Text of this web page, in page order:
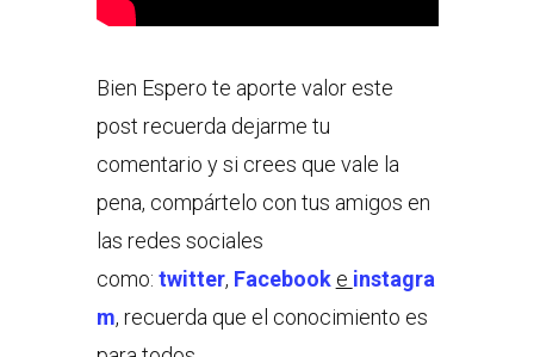
Bien Espero te aporte valor este
post recuerda dejarme tu
comentario y si crees que vale la
pena, compártelo con tus amigos en
las redes sociales
como: twitter, Facebook e instagra
m, recuerda que el conocimiento es